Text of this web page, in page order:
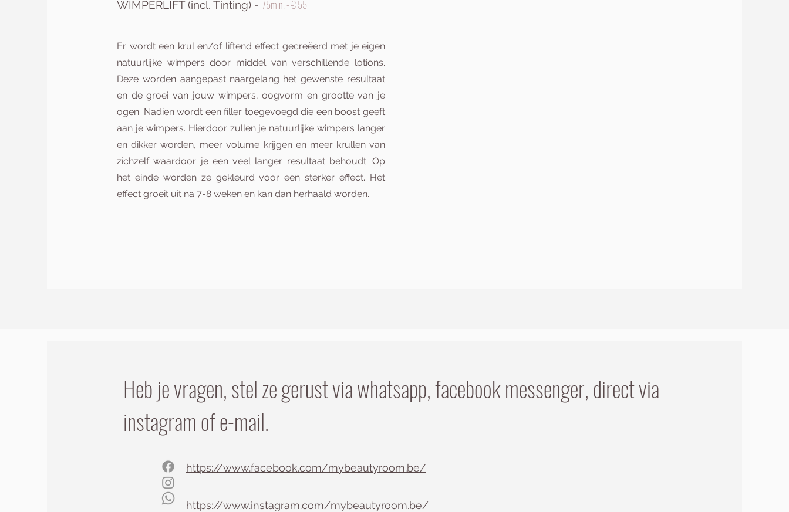
WIMPERLIFT (incl. Tinting) - 75min. - € 55
Er wordt een krul en/of liftend effect gecreëerd met je eigen
natuurlijke wimpers door middel van verschillende lotions.
Deze worden aangepast naargelang het gewenste resultaat
en de groei van jouw wimpers, oogvorm en grootte van je
ogen. Nadien wordt een filler toegevoegd die een boost geeft
aan je wimpers. Hierdoor zullen je natuurlijke wimpers langer
en dikker worden, meer volume krijgen en meer krullen van
zichzelf waardoor je een veel langer resultaat behoudt. Op
het einde worden ze gekleurd voor een sterker effect. Het
effect groeit uit na 7-8 weken en kan dan herhaald worden.
Heb je vragen, stel ze gerust via whatsapp, facebook messenger, direct via
instagram of e-mail.
https://www.facebook.com/mybeautyroom.be/
https://www.instagram.com/mybeautyroom.be/